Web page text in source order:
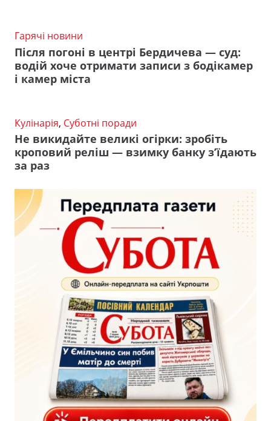
Гарячі новини
Після погоні в центрі Бердичева — суд:
водій хоче отримати записи з бодікамер
і камер міста
Кулінарія, Суботні поради
Не викидайте великі огірки: зробіть
кроповий реліш — взимку банку з’їдають
за раз